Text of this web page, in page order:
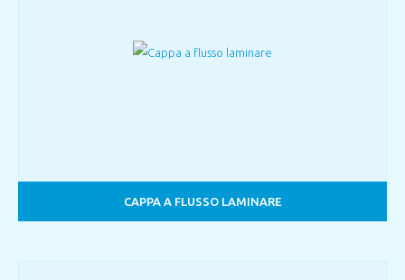
CAPPA A FLUSSO LAMINARE